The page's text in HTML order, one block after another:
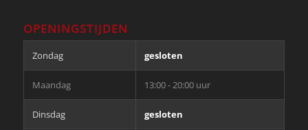
OPENINGSTIJDEN
Zondag gesloten
Maandag 13:00 - 20:00 uur
Dinsdag gesloten